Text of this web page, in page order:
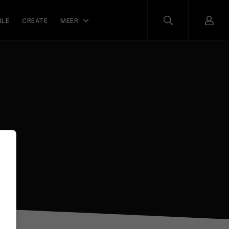
CREATE MEER